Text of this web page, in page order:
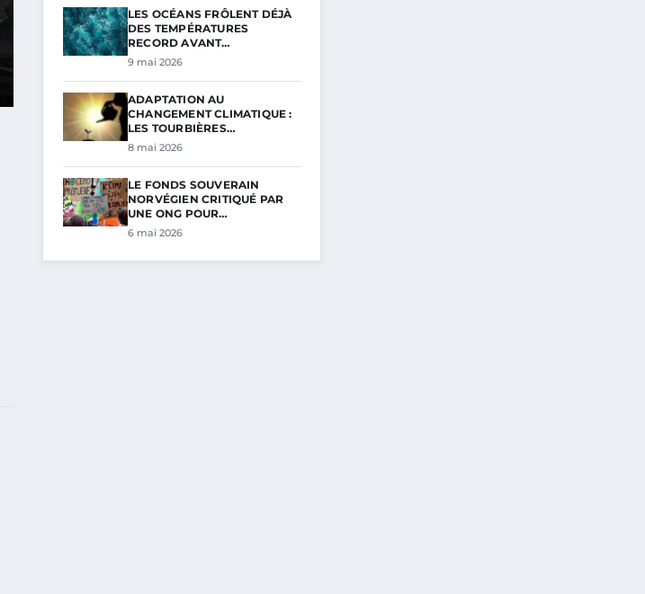
LES OCÉANS FRÔLENT DÉJÀ
DES TEMPÉRATURES
RECORD AVANT…
9 mai 2026
ADAPTATION AU
CHANGEMENT CLIMATIQUE :
LES TOURBIÈRES…
8 mai 2026
LE FONDS SOUVERAIN
NORVÉGIEN CRITIQUÉ PAR
UNE ONG POUR…
6 mai 2026